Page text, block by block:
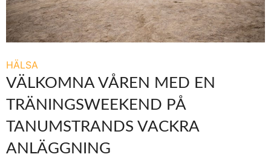
HÄLSA
VÄLKOMNA VÅREN MED EN
TRÄNINGSWEEKEND PÅ
TANUMSTRANDS VACKRA
ANLÄGGNING